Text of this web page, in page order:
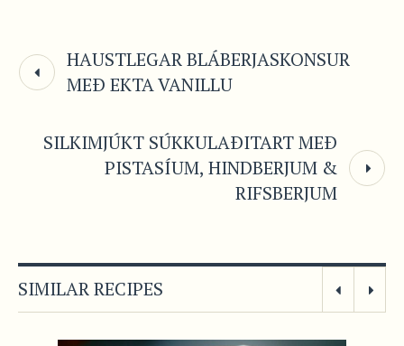
HAUSTLEGAR BLÁBERJASKONSUR
MEÐ EKTA VANILLU
SILKIMJÚKT SÚKKULAÐITART MEÐ
PISTASÍUM, HINDBERJUM &
RIFSBERJUM
SIMILAR RECIPES